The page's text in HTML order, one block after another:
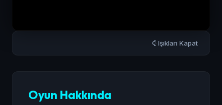
Işıkları Kapat
Oyun Hakkında